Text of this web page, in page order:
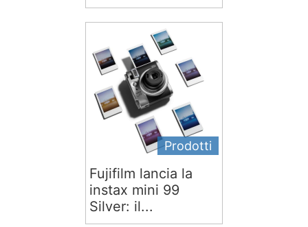
Prodotti
Fujifilm lancia la
instax mini 99
Silver: il...